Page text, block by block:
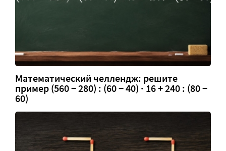
Математический челлендж: решите
пример (560 − 280) : (60 − 40) · 16 + 240 : (80 −
60)